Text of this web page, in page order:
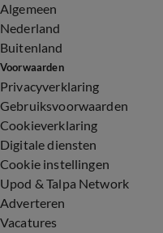
Algemeen
Nederland
Buitenland
Voorwaarden
Privacyverklaring
Gebruiksvoorwaarden
Cookieverklaring
Digitale diensten
Cookie instellingen
Upod & Talpa Network
Adverteren
Vacatures